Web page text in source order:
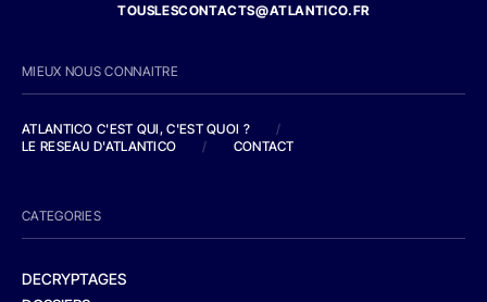
TOUSLESCONTACTS@ATLANTICO.FR
MIEUX NOUS CONNAITRE
ATLANTICO C'EST QUI, C'EST QUOI ?
/
LE RESEAU D'ATLANTICO
/ CONTACT
CATEGORIES
DECRYPTAGES